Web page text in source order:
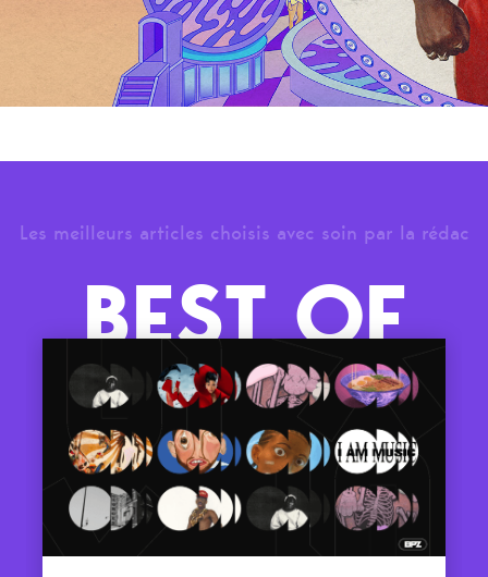
Les meilleurs articles choisis avec soin par la rédac
BEST OF